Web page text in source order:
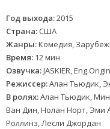
Год выхода:2015
Страна: США
Жанры:Комедия,
Время: 12 мин
Озвучка:JASKIER,
Режиссер:Алан Тьюдик,
В ролях:Алан Тьюдик,
Ван Дин, Нолан Норт, Эми
Роллинз, Лесли Джордан